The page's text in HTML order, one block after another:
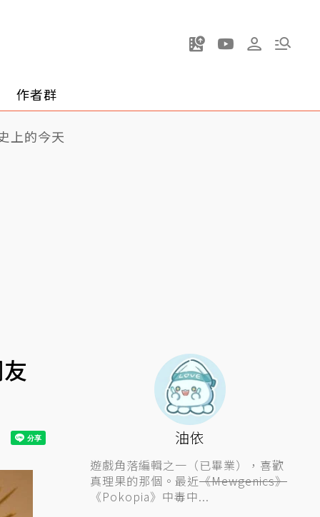
作者群
上的今天
油依
遊戲角落編輯之一（已畢業），喜歡
真理果的那個。最近《Mewgenics》
《Pokopia》中毒中...